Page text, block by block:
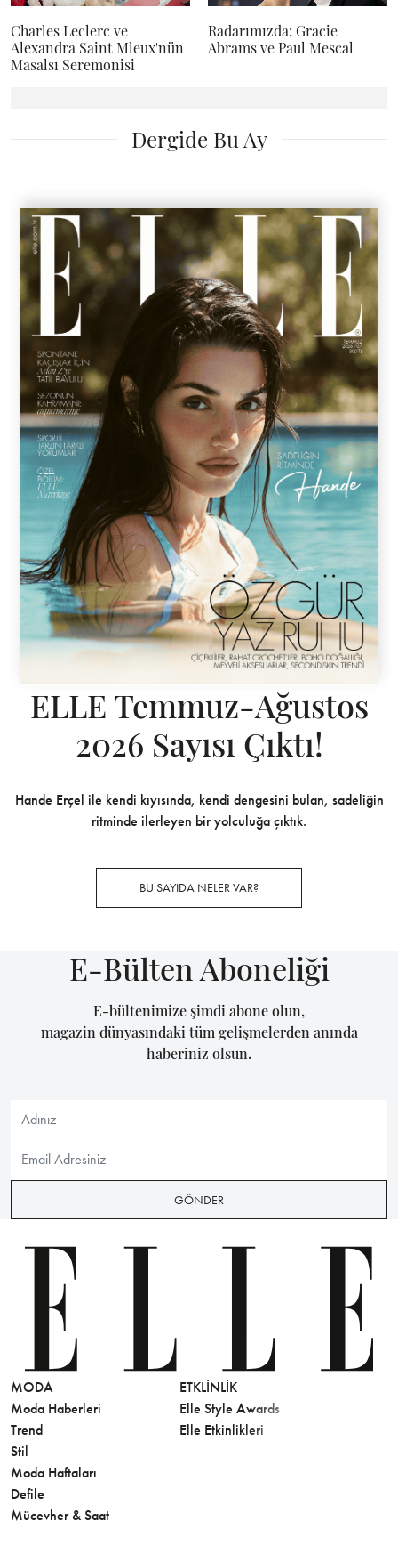
Charles Leclerc ve
Alexandra Saint Mleux'nün
Masalsı Seremonisi
Radarımızda: Gracie
Abrams ve Paul Mescal
Dergide Bu Ay
ELLE Temmuz-Ağustos
2026 Sayısı Çıktı!
Hande Erçel ile kendi kıyısında, kendi dengesini bulan, sadeliğin
ritminde ilerleyen bir yolculuğa çıktık.
BU SAYIDA NELER VAR?
E-Bülten Aboneliği
E-bültenimize şimdi abone olun,
magazin dünyasındaki tüm gelişmelerden anında
haberiniz olsun.
GÖNDER
MODA
Moda Haberleri
Trend
Stil
Moda Haftaları
Defile
Mücevher & Saat
ETKLINLIK
Elle Style Awards
Elle Etkinlikleri